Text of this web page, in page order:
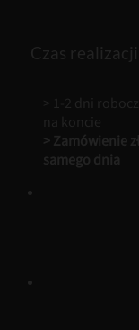
Czas
> 1-2 dni
na koncie
> Zamówienie
samego dnia